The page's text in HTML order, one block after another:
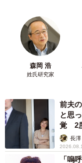
森岡 浩
姓氏研究家
前夫
と思
覚 2
す【長澤
「嗚